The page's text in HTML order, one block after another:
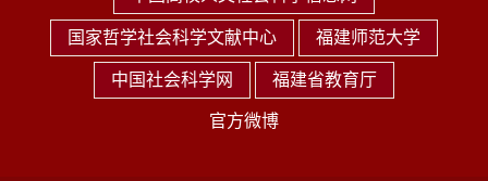
国家哲学社会科学文献中心 福建师范大学
中国社会科学网 福建省教育厅
官方微博